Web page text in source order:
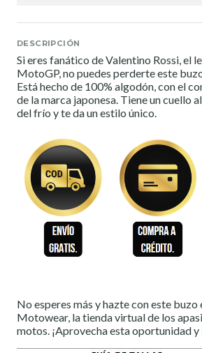
DESCRIPCIÓN
Si eres fanático de Valentino Rossi, el
MotoGP, no puedes perderte este
Está hecho de 100% algodón, con el
de la marca japonesa. Tiene un cuello
del frío y te da un estilo único.
No esperes más y hazte con este buzo
Motowear, la tienda virtual de los
motos. ¡Aprovecha esta oportunidad